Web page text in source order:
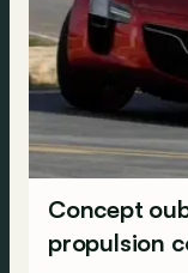
Concept
propulsion